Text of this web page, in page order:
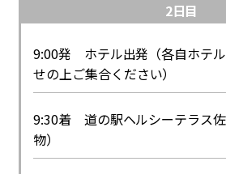
2日目
9:00発 ホテル出発（各自ホテ
せの上ご集合ください）
9:30着 道の駅ヘルシーテラス
物）